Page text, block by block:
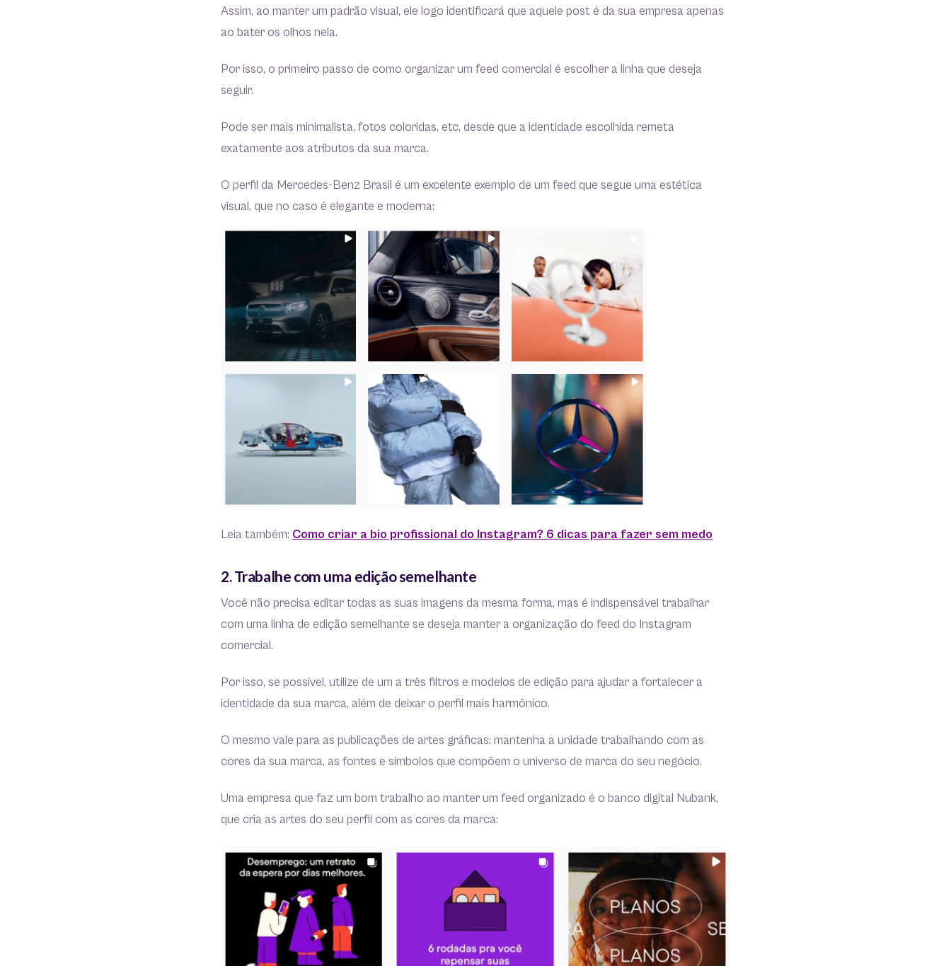
Assim, ao manter um padrão visual, ele logo identificará que aquele post é da sua empresa apenas
ao bater os olhos nela.
Por isso, o primeiro passo de como organizar um feed comercial é escolher a linha que deseja
seguir.
Pode ser mais minimalista, fotos coloridas, etc, desde que a identidade escolhida remeta
exatamente aos atributos da sua marca.
O perfil da Mercedes-Benz Brasil é um excelente exemplo de um feed que segue uma estética
visual, que no caso é elegante e moderna:
Leia também: Como criar a bio profissional do Instagram? 6 dicas para fazer sem medo
2. Trabalhe com uma edição semelhante
Você não precisa editar todas as suas imagens da mesma forma, mas é indispensável trabalhar
com uma linha de edição semelhante se deseja manter a organização do feed do Instagram
comercial.
Por isso, se possível, utilize de um a três filtros e modelos de edição para ajudar a fortalecer a
identidade da sua marca, além de deixar o perfil mais harmônico.
O mesmo vale para as publicações de artes gráficas: mantenha a unidade trabalhando com as
cores da sua marca, as fontes e símbolos que compõem o universo de marca do seu negócio.
Uma empresa que faz um bom trabalho ao manter um feed organizado é o banco digital Nubank,
que cria as artes do seu perfil com as cores da marca: